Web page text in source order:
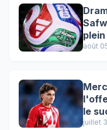
août
le
juillet